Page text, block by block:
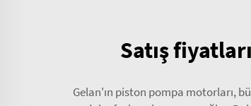
Satış
Gelan'ın piston pompa motorları,